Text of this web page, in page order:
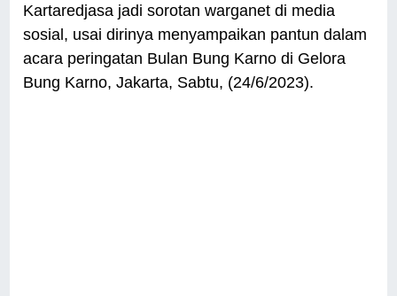
Kartaredjasa jadi sorotan warganet di media
sosial, usai dirinya menyampaikan pantun dalam
acara peringatan Bulan Bung Karno di Gelora
Bung Karno, Jakarta, Sabtu, (24/6/2023).